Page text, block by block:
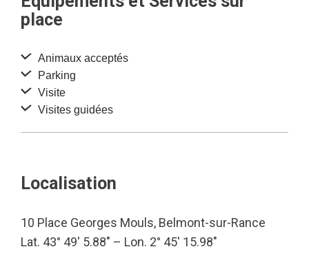
place
Animaux acceptés
Parking
Visite
Visites guidées
Localisation
10 Place Georges Mouls, Belmont-sur-Rance
Lat. 43° 49′ 5.88″ – Lon. 2° 45′ 15.98″